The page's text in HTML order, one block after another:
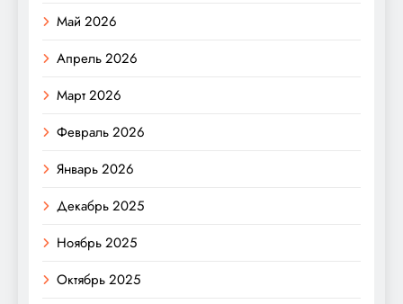
Май 2026
Апрель 2026
Март 2026
Февраль 2026
Январь 2026
Декабрь 2025
Ноябрь 2025
Октябрь 2025